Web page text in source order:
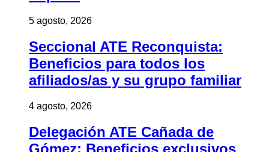
5 agosto, 2026
Seccional ATE Reconquista:
Beneficios para todos los
afiliados/as y su grupo familiar
4 agosto, 2026
Delegación ATE Cañada de
Gómez: Beneficios exclusivos